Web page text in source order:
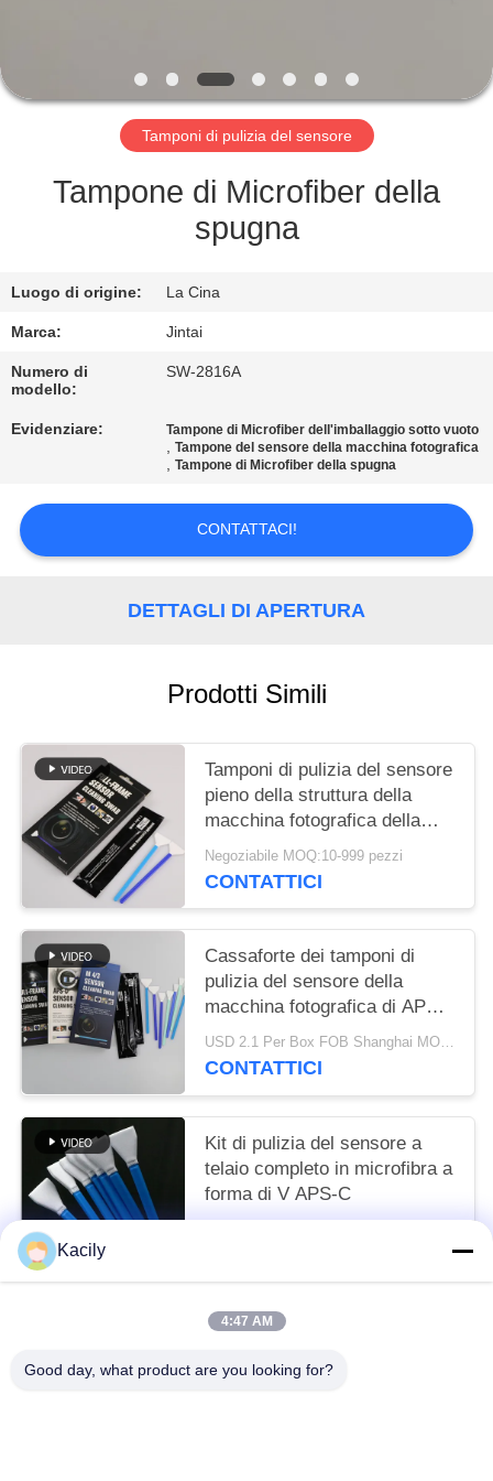
CONTROLLO
DELLA
QUALITÀ
CONTATTACI
NOTIZIE
CASI
CHIEDI UN
PREVENTIVO
MAPPA
DEL
Tamponi di pulizia del sensore
Tampone di Microfiber della
spugna
Luogo di origine: La Cina
Marca: Jintai
Numero di
modello:
SW-2816A
Evidenziare: Tampone di Microfiber dell'imballaggio sotto vuoto
,Tampone del sensore della macchina fotografica
,Tampone di Microfiber della spugna
CONTATTACI!
DETTAGLI DI APERTURA
Prodotti Simili
Tamponi di pulizia del sensore
pieno della struttura della
macchina fotografica della
testa di Microfiber
Negoziabile MOQ:10-999 pezzi
CONTATTICI
Cassaforte dei tamponi di
pulizia del sensore della
macchina fotografica di APS-
C nessun singolo pacchetto
ferito
USD 2.1 Per Box FOB Shanghai MOQ:10 scatole
CONTATTICI
Kit di pulizia del sensore a
telaio completo in microfibra a
forma di V APS-C
Kacily
4:47 AM
Good day, what product are you looking for?